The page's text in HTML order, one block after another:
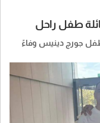
طفل راحل
جورج دينيس وفاءً